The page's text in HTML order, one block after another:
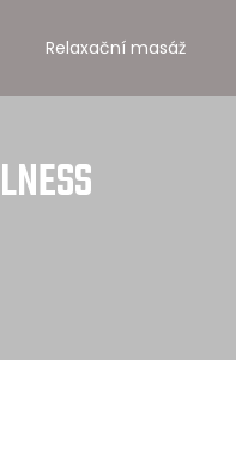
Relaxační masáž